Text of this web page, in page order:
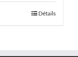
Détails